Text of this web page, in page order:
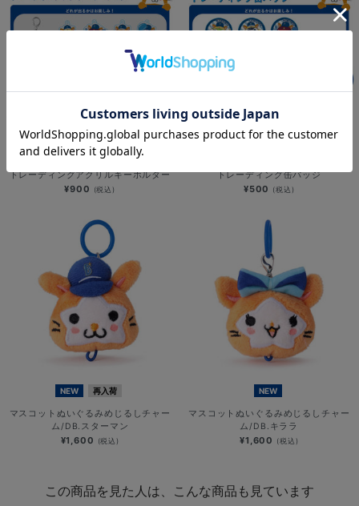
NEW
トレーディングアクリルキーホルダー
¥900 (税込)
NEW
トレーディング缶バッジ
¥500 (税込)
NEW 再入荷
マスコットぬいぐるみめじるしチャー
ム/DB.スターマン
¥1,600 (税込)
NEW
マスコットぬいぐるみめじるしチャー
ム/DB.キララ
¥1,600 (税込)
この商品を見た人は、こんな商品も見ています